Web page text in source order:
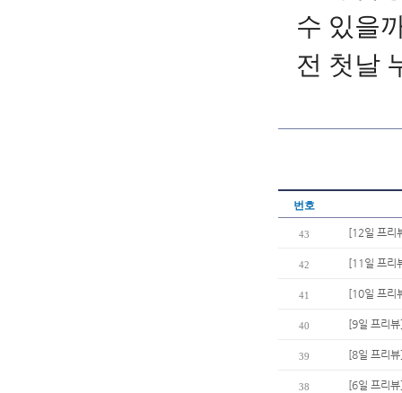
수 있을
전 첫날
번호
43 [12일 프리
42 [11일 프리
41 [10일 프리
40 [9일 프리
39 [8일 프리
38 [6일 프리